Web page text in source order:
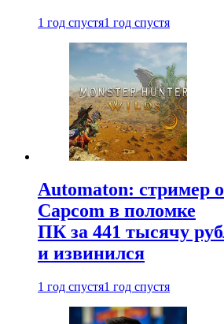
1 год спустя1 год спустя
Automaton: стример
Capcom в поломке
ПК за 441 тысячу
и извинился
1 год спустя1 год спустя